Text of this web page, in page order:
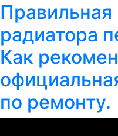
радиатора
Как
по ремонту.